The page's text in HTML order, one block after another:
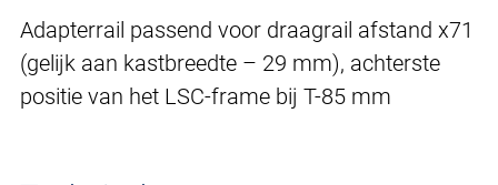
Adapterrail passend voor draagrail afstand x71
(gelijk aan kastbreedte – 29 mm), achterste
positie van het LSC-frame bij T-85 mm